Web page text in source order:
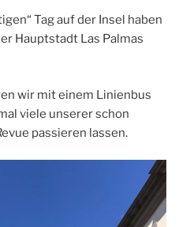
Tag auf der Insel haben
Hauptstadt Las Palmas
wir mit einem Linienbus
viele unserer schon
passieren lassen.